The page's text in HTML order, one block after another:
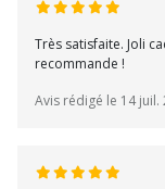
Très satisfaite. Joli
recommande !
Avis rédigé le 14 juil.